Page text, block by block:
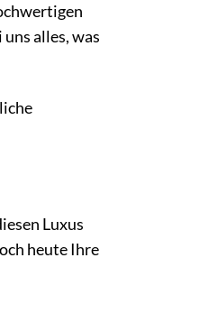
alles, was
Luxus
heute Ihre